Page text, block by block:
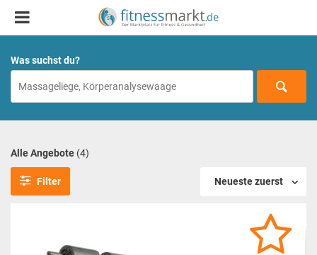
Was suchst du?
Alle Angebote (4)
Filter Neueste zuerst